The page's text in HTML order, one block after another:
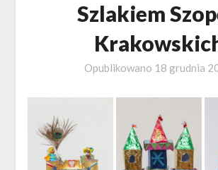
Szlakiem
Opublikowano 18 grudnia